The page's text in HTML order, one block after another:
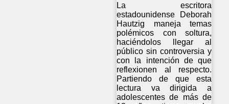
La escritora
estadounidense Deborah
Hautzig maneja temas
polémicos con soltura,
haciéndolos llegar al
público sin controversia y
con la intención de que
reflexionen al respecto.
Partiendo de que esta
lectura va dirigida a
adolescentes de más de